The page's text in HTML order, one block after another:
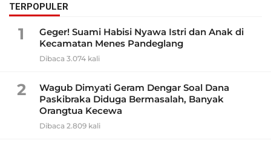
TERPOPULER
1
Geger! Suami Habisi Nyawa Istri dan Anak di
Kecamatan Menes Pandeglang
Dibaca 3.074 kali
2
Wagub Dimyati Geram Dengar Soal Dana
Paskibraka Diduga Bermasalah, Banyak
Orangtua Kecewa
Dibaca 2.809 kali